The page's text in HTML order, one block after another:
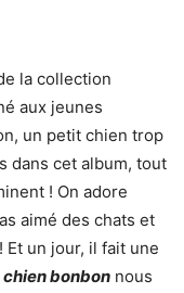
la collection
aux jeunes
un petit chien trop
dans cet album, tout
! On adore
aimé des chats et
un jour, il fait une
chien bonbon nous